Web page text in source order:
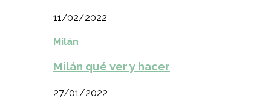
11/02/2022
Milán
Milán qué ver y hacer
27/01/2022